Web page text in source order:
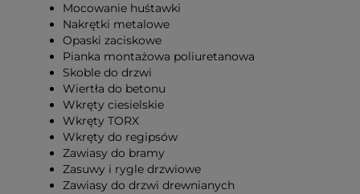
Mocowanie huśtawki
Nakrętki metalowe
Opaski zaciskowe
Pianka montażowa poliuretanowa
Skoble do drzwi
Wiertła do betonu
Wkręty ciesielskie
Wkręty TORX
Wkręty do regipsów
Zawiasy do bramy
Zasuwy i rygle drzwiowe
Zawiasy do drzwi drewnianych